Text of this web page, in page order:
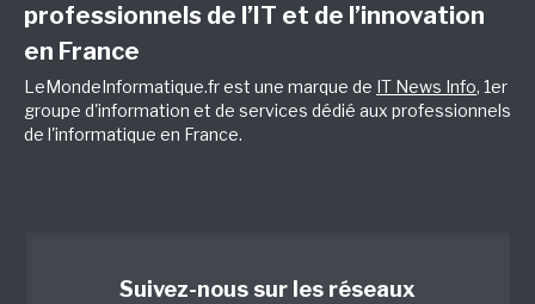
professionnels de l’IT et de l’innovation
en France
LeMondeInformatique.fr est une marque de IT News Info, 1er
groupe d'information et de services dédié aux professionnels
de l'informatique en France.
Suivez-nous sur les réseaux